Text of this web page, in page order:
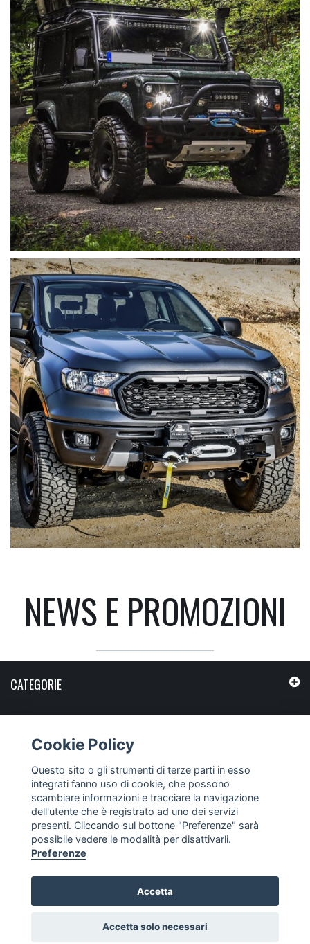
NEWS E PROMOZIONI
CATEGORIE
IL MIO ACCOUNT
Cookie Policy
Questo sito o gli strumenti di terze parti in esso
integrati fanno uso di cookie, che possono
scambiare informazioni e tracciare la navigazione
dell'utente che è registrato ad uno dei servizi
presenti. Cliccando sul bottone "Preferenze" sarà
possibile vedere le modalità per disattivarli.
Preferenze
Accetta
Accetta solo necessari